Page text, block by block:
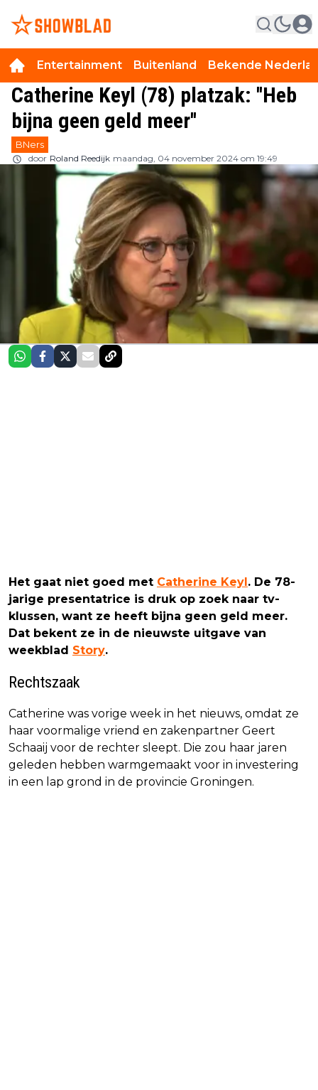
Entertainment Buitenland Bekende
Catherine Keyl (78) platzak: ''Heb
bijna geen geld meer''
BNers
door Roland Reedijk maandag, 04 november 2024 om 19:49
Het gaat niet goed met Catherine Keyl . De 78-
jarige presentatrice is druk op zoek naar tv-
klussen, want ze heeft bijna geen geld meer.
Dat bekent ze in de nieuwste uitgave van
weekblad Story.
Rechtszaak
Catherine was vorige week in het nieuws, omdat ze
haar voormalige vriend en zakenpartner Geert
Schaaij voor de rechter sleept. Die zou haar jaren
geleden hebben warmgemaakt voor in investering
in een lap grond in de provincie Groningen.